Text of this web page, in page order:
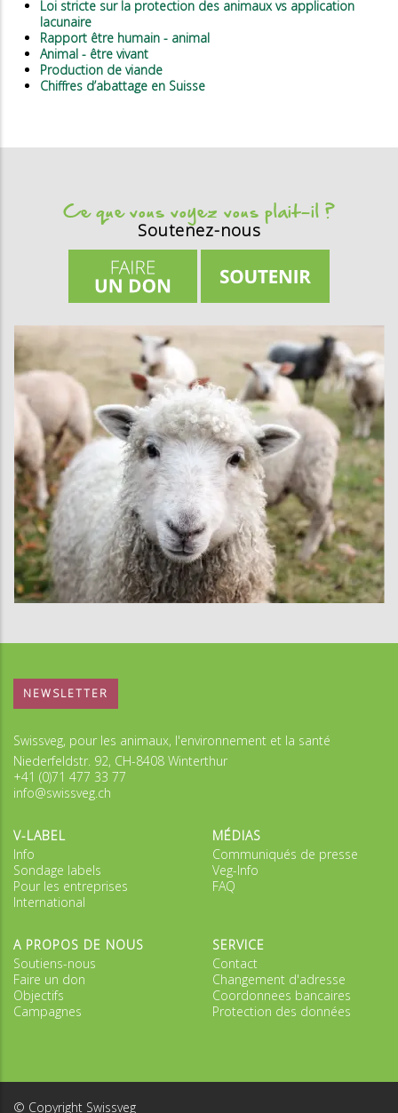
Loi stricte sur la protection des animaux vs application
lacunaire
Rapport être humain - animal
Animal - être vivant
Production de viande
Chiffres d’abattage en Suisse
Ce que vous voyez vous plait-il ?
Soutenez-nous
NEWSLETTER
Swissveg, pour les animaux, l'environnement et la santé
Niederfeldstr. 92, CH-8408 Winterthur
+41 (0)71 477 33 77
info@swissveg.ch
V-LABEL
Info
Sondage labels
Pour les entreprises
International
MÉDIAS
Communiqués de presse
Veg-Info
FAQ
A PROPOS DE NOUS
Soutiens-nous
Faire un don
Objectifs
Campagnes
SERVICE
Contact
Changement d'adresse
Coordonnees bancaires
Protection des données
© Copyright Swissveg